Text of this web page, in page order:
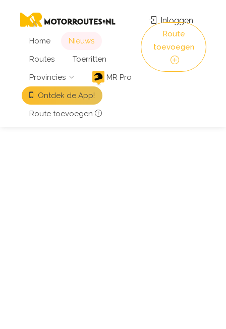
Home
Nieuws
Routes
Toerritten
Provincies
MR Pro
Ontdek de App!
Route toevoegen
Inloggen
Route
toevoegen